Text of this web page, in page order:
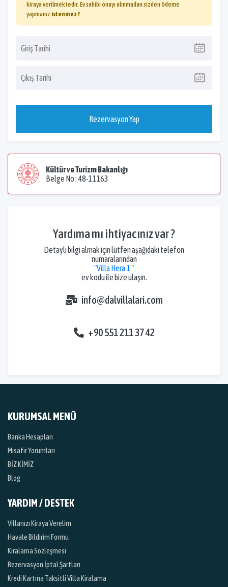
kiraya verilmektedir. Ev sahibi onayı alınmadan sizden ödeme
yapmanız istenmez !
Rezervasyon Yap
Kültür ve Turizm Bakanlığı
Belge No : 48-11163
Yardıma mı ihtiyacınız var ?
Detaylı bilgi almak için lütfen aşağıdaki telefon
numaralarından
"Villa Hera 1 "
ev kodu ile bize ulaşın.
info@dalvillalari.com
+90 551 211 37 42
KURUMSAL MENÜ
Banka Hesapları
Misafir Yorumları
BİZ KİMİZ
Blog
YARDIM / DESTEK
Villanızı Kiraya Verelim
Havale Bildirim Formu
Kiralama Sözleşmesi
Rezervasyon İptal Şartları
Kredi Kartına Taksitli Villa Kiralama